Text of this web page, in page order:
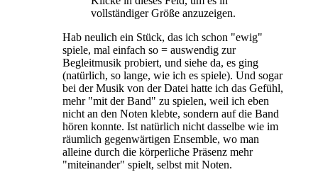
vollständiger Größe anzuzeigen.
Hab neulich ein Stück, das ich schon "ewig"
spiele, mal einfach so = auswendig zur
Begleitmusik probiert, und siehe da, es ging
(natürlich, so lange, wie ich es spiele). Und sogar
bei der Musik von der Datei hatte ich das Gefühl,
mehr "mit der Band" zu spielen, weil ich eben
nicht an den Noten klebte, sondern auf die Band
hören konnte. Ist natürlich nicht dasselbe wie im
räumlich gegenwärtigen Ensemble, wo man
alleine durch die körperliche Präsenz mehr
"miteinander" spielt, selbst mit Noten.